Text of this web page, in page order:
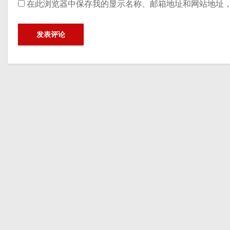
在此浏览器中保存我的显示名称、邮箱地址和网站地址